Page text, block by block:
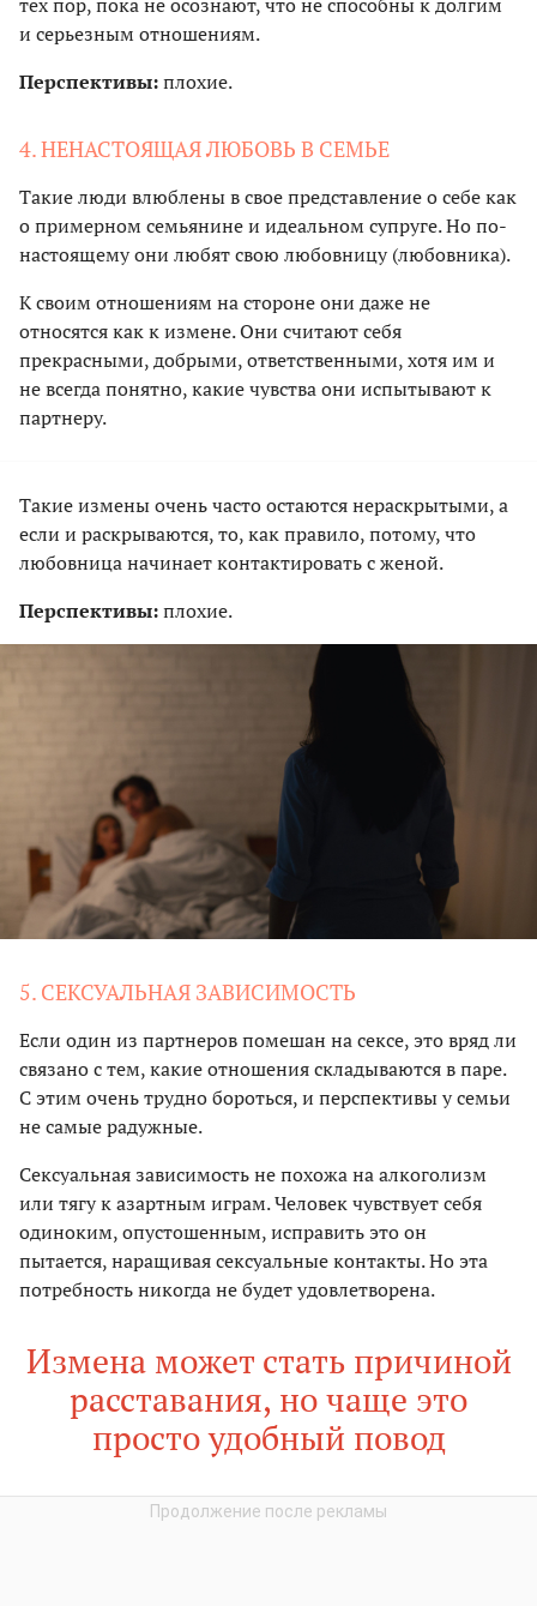
и серьезным отношениям.
Перспективы:плохие.
4. НЕНАСТОЯЩАЯ ЛЮБОВЬ В СЕМЬЕ
Такие люди влюблены в свое представление о себе как
о примерном семьянине и идеальном супруге. Но по-
настоящему они любят свою любовницу (любовника).
К своим отношениям на стороне они даже не
относятся как к измене. Они считают себя
прекрасными, добрыми, ответственными, хотя им и
не всегда понятно, какие чувства они испытывают к
партнеру.
Такие измены очень часто остаются нераскрытыми, а
если и раскрываются, то, как правило, потому, что
любовница начинает контактировать с женой.
Перспективы:плохие.
5. СЕКСУАЛЬНАЯ ЗАВИСИМОСТЬ
Если один из партнеров помешан на сексе, это вряд ли
связано с тем, какие отношения складываются в паре.
С этим очень трудно бороться, и перспективы у семьи
не самые радужные.
Сексуальная зависимость не похожа на алкоголизм
или тягу к азартным играм. Человек чувствует себя
одиноким, опустошенным, исправить это он
пытается, наращивая сексуальные контакты. Но эта
потребность никогда не будет удовлетворена.
Измена может стать причиной
расставания, но чаще это
просто удобный повод